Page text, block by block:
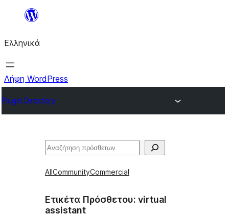
Μετάβαση
περιεχόμενο
Ελληνικά
Λήψη WordPress
Plugin Directory
Αναζήτηση
AllCommunityCommercial
Ετικέτα Πρόσθετου: virtual
assistant